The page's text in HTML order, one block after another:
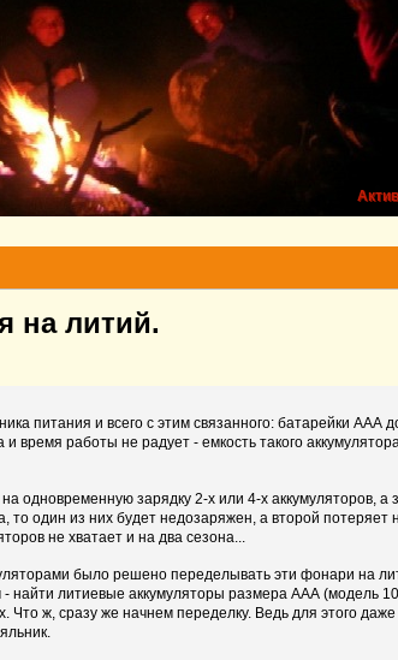
на литий.
питания и всего с этим связанного: батарейки
работы не радует - емкость такого
одновременную зарядку 2-х или 4-х аккумуляторов, а
то один из них будет недозаряжен, а второй
не хватает и на два сезона...
было решено переделывать эти фонари на
найти литиевые аккумуляторы размера ААА (модель
Что ж, сразу же начнем переделку. Ведь для этого